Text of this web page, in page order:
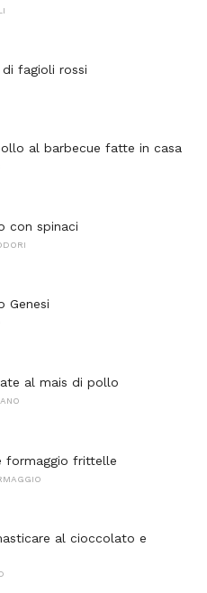
fagioli rossi
al barbecue fatte in casa
con spinaci
Genesi
al mais di pollo
formaggio frittelle
al cioccolato e